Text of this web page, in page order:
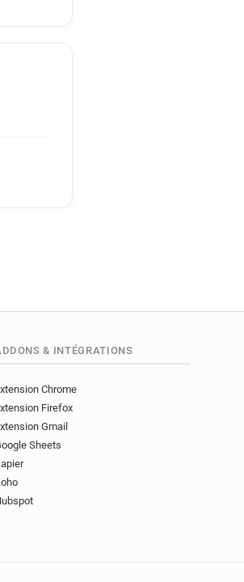
& INTÉGRATIONS
Chrome
Firefox
Gmail
Sheets